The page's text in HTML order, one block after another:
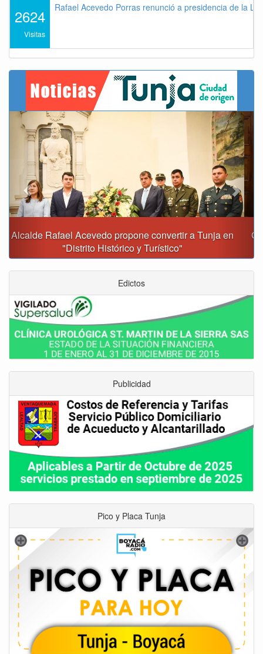
2624
Visitas
Rafael Acevedo Porras renunció a presidencia de la
Gobernación y Alcaldía de Tunja revisan 120 proyectos
con inversiones superiores a $385.000 millones
Previous Next
Edictos
Publicidad
Pico y Placa Tunja